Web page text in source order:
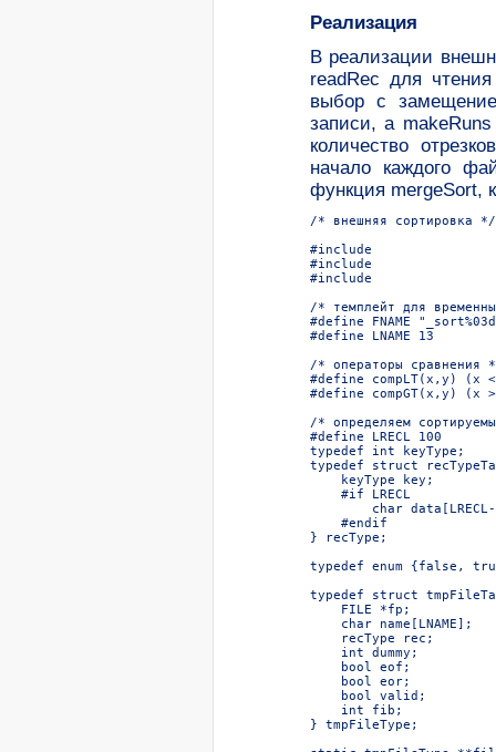
Реализация
В реализации
readRec для
выбор с
записи, а
количество
начало каждого
функция mergeSort,
/* внешняя сортировка */
#include
#include
#include